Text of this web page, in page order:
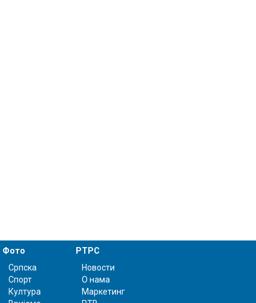
Фото
Српска
Спорт
Култура
РТРС
Новости
О нама
Маркетинг